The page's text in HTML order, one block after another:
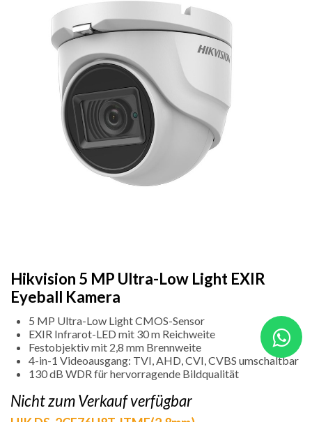
Hikvision 5 MP Ultra-Low Light EXIR
Eyeball Kamera
5 MP Ultra-Low Light CMOS-Sensor
EXIR Infrarot-LED mit 30 m Reichweite
Festobjektiv mit 2,8 mm Brennweite
4-in-1 Videoausgang: TVI, AHD, CVI, CVBS umschaltbar
130 dB WDR für hervorragende Bildqualität
Nicht zum Verkauf verfügbar